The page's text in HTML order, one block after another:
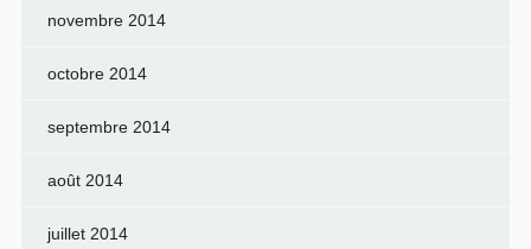
novembre 2014
octobre 2014
septembre 2014
août 2014
juillet 2014